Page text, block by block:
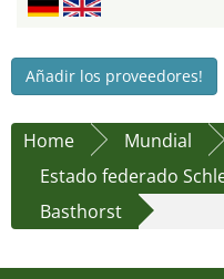
Añadir los proveedores!
Home Mundial
Estado federado
Basthorst